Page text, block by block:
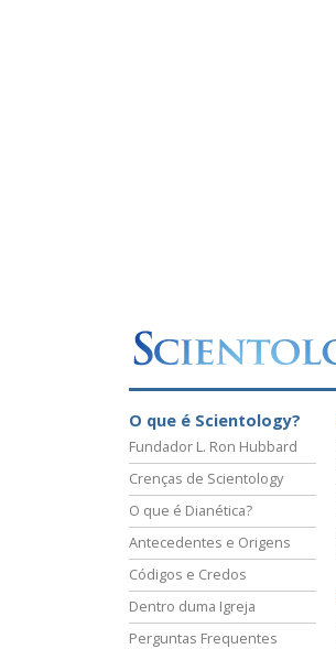
O que é Scientology?
Fundador L. Ron Hubbard
Crenças de Scientology
O que é Dianética?
Antecedentes e Origens
Códigos e Credos
Dentro duma Igreja
Perguntas Frequentes